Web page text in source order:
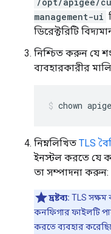
management-ui
ডিরেক্টরিটি
নিশ্চিত করুন যে
ব্যবহারকারীর
chown
নিম্নলিখিত TLS
ইনস্টল করতে যে
তা সম্পাদনা করুন:
দ্রষ্টব্য: TLS
কনফিগার ফাইলটি
করতে ব্যবহার